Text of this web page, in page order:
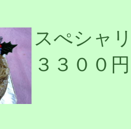
スぺシャ
３３００円